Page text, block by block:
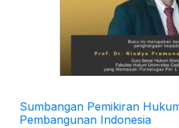
Sumbangan Pemikiran
Pembangunan Indonesia